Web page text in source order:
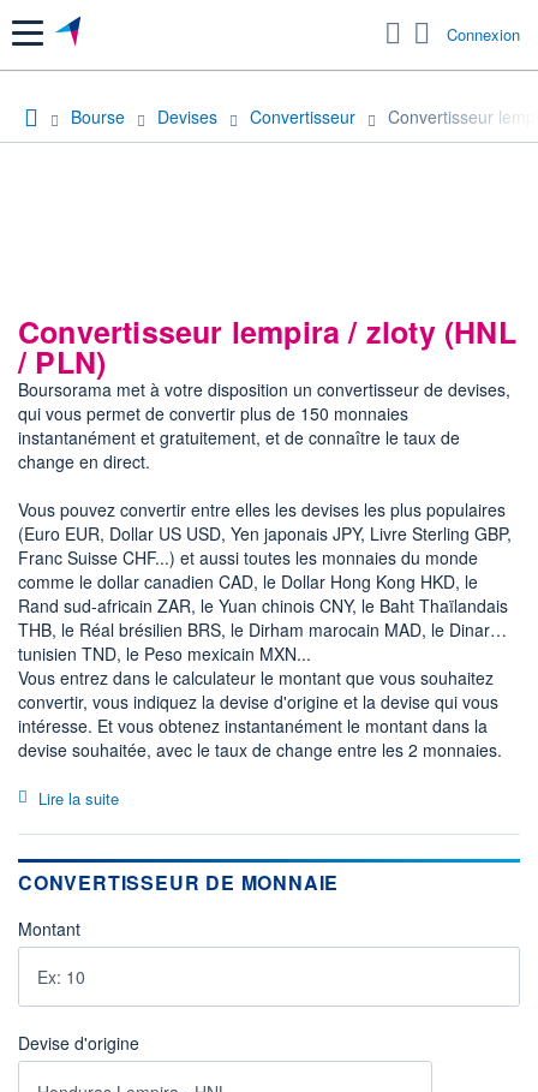
Menu Connexion
Bourse Devises Convertisseur Convertisseur
Convertisseur lempira / zloty (HNL
/ PLN)
Boursorama met à votre disposition un convertisseur de devises,
qui vous permet de convertir plus de 150 monnaies
instantanément et gratuitement, et de connaître le taux de
change en direct.
Vous pouvez convertir entre elles les devises les plus populaires
(Euro EUR, Dollar US USD, Yen japonais JPY, Livre Sterling GBP,
Franc Suisse CHF...) et aussi toutes les monnaies du monde
comme le dollar canadien CAD, le Dollar Hong Kong HKD, le
Rand sud-africain ZAR, le Yuan chinois CNY, le Baht Thaïlandais
THB, le Réal brésilien BRS, le Dirham marocain MAD, le Dinar
tunisien TND, le Peso mexicain MXN...
Vous entrez dans le calculateur le montant que vous souhaitez
convertir, vous indiquez la devise d'origine et la devise qui vous
intéresse. Et vous obtenez instantanément le montant dans la
devise souhaitée, avec le taux de change entre les 2 monnaies.
Lire la suite
CONVERTISSEUR DE MONNAIE
Montant
Devise d'origine